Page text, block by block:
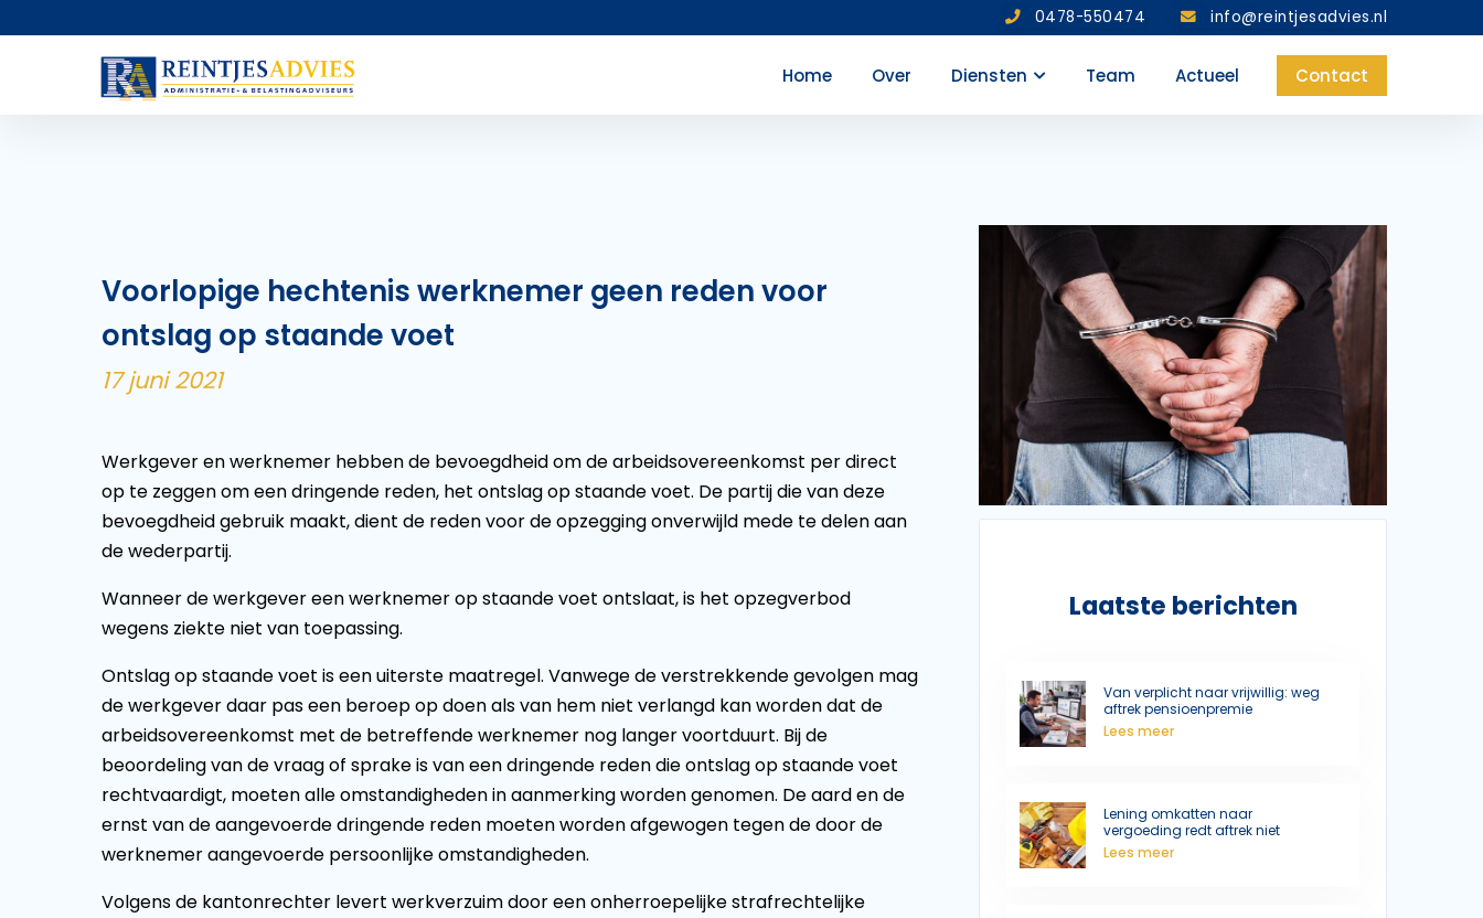
0478-550474 info@reintjesadvies.nl
Home Over Diensten Team Actueel Contact
Voorlopige hechtenis werknemer geen reden voor
ontslag op staande voet
17 juni 2021
Werkgever en werknemer hebben de bevoegdheid om de arbeidsovereenkomst per direct
op te zeggen om een dringende reden, het ontslag op staande voet. De partij die van deze
bevoegdheid gebruik maakt, dient de reden voor de opzegging onverwijld mede te delen aan
de wederpartij.
Wanneer de werkgever een werknemer op staande voet ontslaat, is het opzegverbod
wegens ziekte niet van toepassing.
Ontslag op staande voet is een uiterste maatregel. Vanwege de verstrekkende gevolgen mag
de werkgever daar pas een beroep op doen als van hem niet verlangd kan worden dat de
arbeidsovereenkomst met de betreffende werknemer nog langer voortduurt. Bij de
beoordeling van de vraag of sprake is van een dringende reden die ontslag op staande voet
rechtvaardigt, moeten alle omstandigheden in aanmerking worden genomen. De aard en de
ernst van de aangevoerde dringende reden moeten worden afgewogen tegen de door de
werknemer aangevoerde persoonlijke omstandigheden.
Volgens de kantonrechter levert werkverzuim door een onherroepelijke strafrechtelijke
Laatste berichten
Van verplicht naar vrijwillig: weg
aftrek pensioenpremie
Lees meer
Lening omkatten naar
vergoeding redt aftrek niet
Lees meer